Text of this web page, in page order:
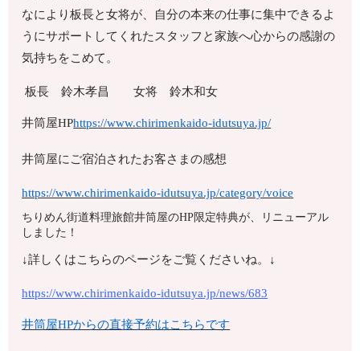
なにより板長と女将が、自分の本来の仕事に集中できるよ
うにサポートしてくれたスタッフと家族へ心からの感謝の
気持ちをこめて。
板長 鈴木孝昌 女将 鈴木和女
井筒屋HPhttps://www.chirimenkaido-idutsuya.jp/
井筒屋にご宿泊されたお客さまの感想
https://www.chirimenkaido-idutsuya.jp/category/voice
ちりめん街道料理旅館井筒屋のHP限定特典が、リニューアル
しました！
↓詳しくはこちらのページをご覧くださいね。↓
https://www.chirimenkaido-idutsuya.jp/news/683
井筒屋HPからの直接予約はこちらです